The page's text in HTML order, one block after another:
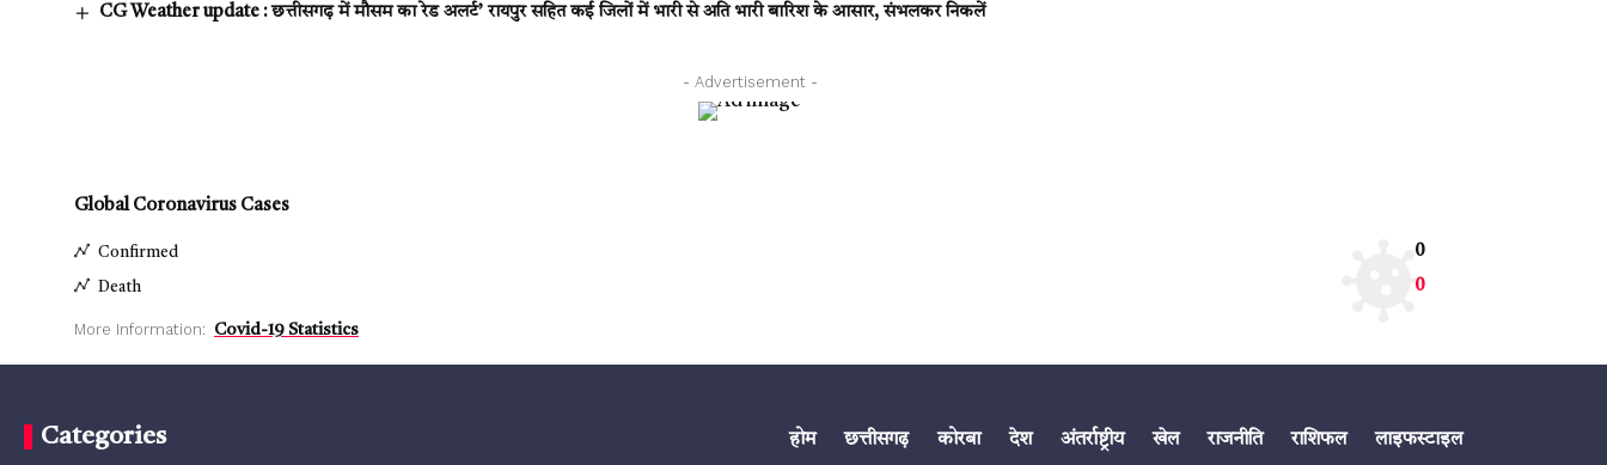
CG Weather update : छत्तीसगढ़ में मौसम का रेड अलर्ट’ रायपुर सहित कई जिलों में भारी से अति भारी बारिश के आसार, संभलकर निकलें
- Advertisement -
Global Coronavirus Cases
Confirmed 0
Death 0
More Information: Covid-19 Statistics
Categories होम छत्तीसगढ़ कोरबा देश अंतर्राष्ट्रीय खेल राजनीति राशिफल लाइफस्टाइल